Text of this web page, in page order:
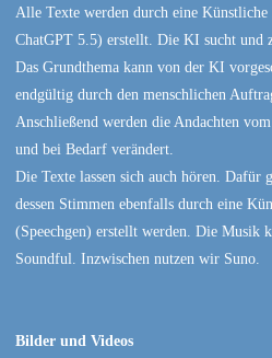
Alle Texte werden durch eine
ChatGPT 5.5) erstellt. Die KI sucht und
Das Grundthema kann von der KI
endgültig durch den menschlichen
Anschließend werden die Andachten
und bei Bedarf verändert.
Die Texte lassen sich auch hören. Dafür
dessen Stimmen ebenfalls durch eine
(Speechgen) erstellt werden. Die Musik
Soundful. Inzwischen nutzen wir Suno.
Bilder und Videos